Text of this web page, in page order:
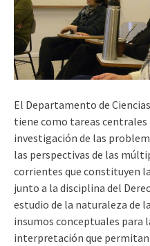
El Departamento de
tiene como tareas centrales
investigación de las
las perspectivas de las
corrientes que constituyen
junto a la disciplina del
estudio de la naturaleza de
insumos conceptuales para
interpretación que